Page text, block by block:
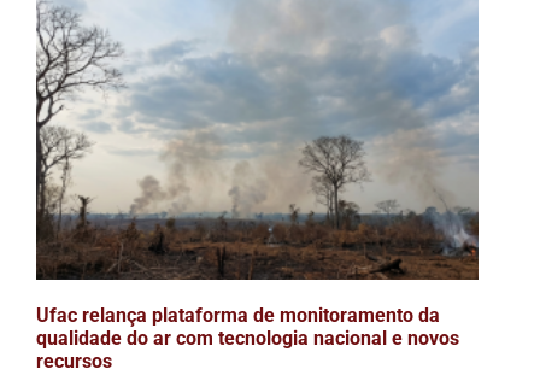
Ufac relança plataforma de monitoramento da
qualidade do ar com tecnologia nacional e novos
recursos